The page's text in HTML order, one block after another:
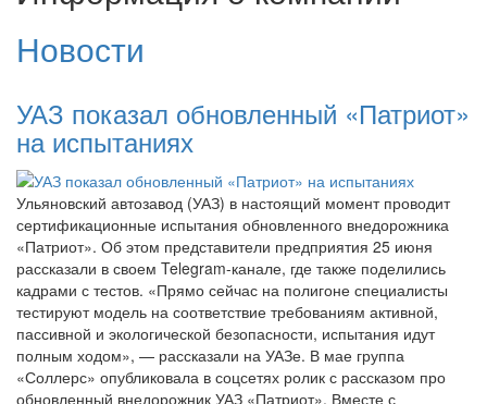
Новости
УАЗ показал обновленный «Патриот»
на испытаниях
Ульяновский автозавод (УАЗ) в настоящий момент проводит
сертификационные испытания обновленного внедорожника
«Патриот». Об этом представители предприятия 25 июня
рассказали в своем Telegram-канале, где также поделились
кадрами с тестов. «Прямо сейчас на полигоне специалисты
тестируют модель на соответствие требованиям активной,
пассивной и экологической безопасности, испытания идут
полным ходом», — рассказали на УАЗе. В мае группа
«Соллерс» опубликовала в соцсетях ролик с рассказом про
обновленный внедорожник УАЗ «Патриот». Вместе с